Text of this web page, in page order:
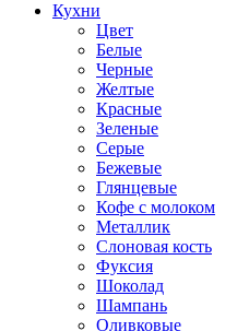
Кухни
Цвет
Белые
Черные
Желтые
Красные
Зеленые
Серые
Бежевые
Глянцевые
Кофе с молоком
Металлик
Слоновая кость
Фуксия
Шоколад
Шампань
Оливковые